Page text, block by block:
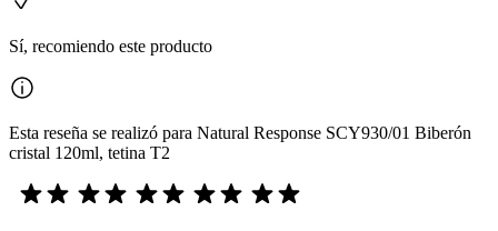
Sí, recomiendo este producto
Esta reseña se realizó para Natural Response SCY930/01 Biberón
cristal 120ml, tetina T2